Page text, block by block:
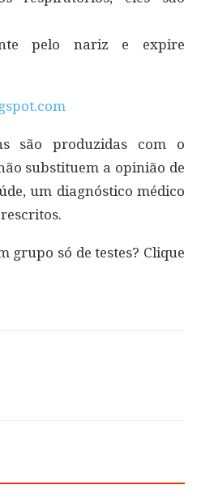
pelo nariz e expire
são produzidas com o
substituem a opinião de
um diagnóstico médico
grupo só de testes? Clique